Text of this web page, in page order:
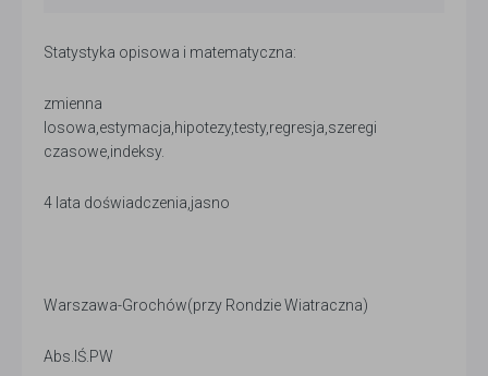
Statystyka opisowa i matematyczna:
zmienna
losowa,estymacja,hipotezy,testy,regresja,szeregi
czasowe,indeksy.
4 lata doświadczenia,jasno
Warszawa-Grochów(przy Rondzie Wiatraczna)
Abs.IŚ.PW